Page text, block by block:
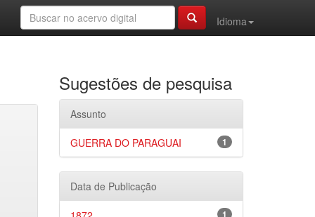
Idioma
Sugestões de pesquisa
Assunto
1
GUERRA DO PARAGUAI
Data de Publicação
1